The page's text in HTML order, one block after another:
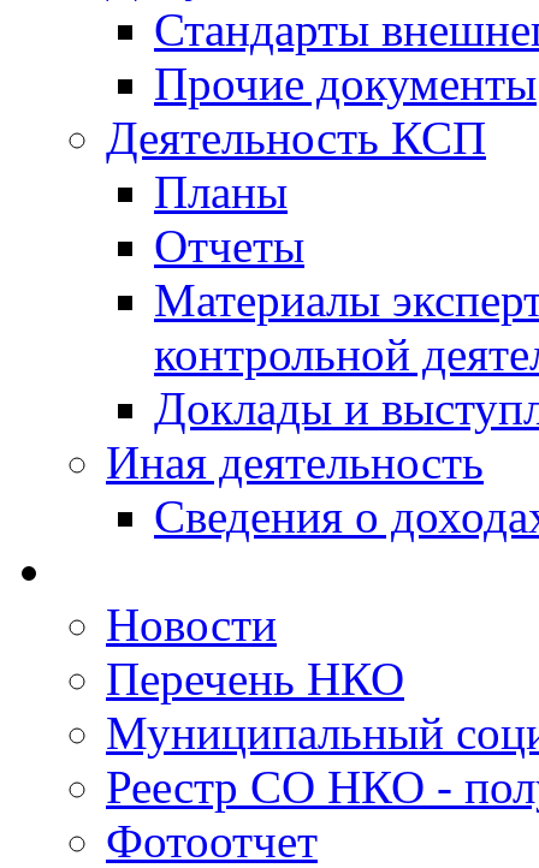
Стандарты
Прочие документы
Деятельность КСП
Планы
Отчеты
Материалы
контрольной
Доклады и
Иная деятельность
Сведения о
Новости
Перечень НКО
Муниципальный
Реестр СО НКО -
Фотоотчет